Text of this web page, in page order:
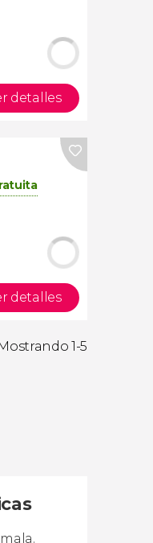
detalles
detalles
1-5